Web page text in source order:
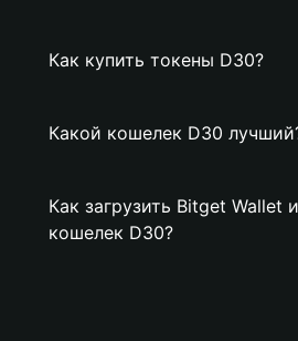
Как купить токены D30?
Какой кошелек D30
Как загрузить Bitget Wallet
кошелек D30?